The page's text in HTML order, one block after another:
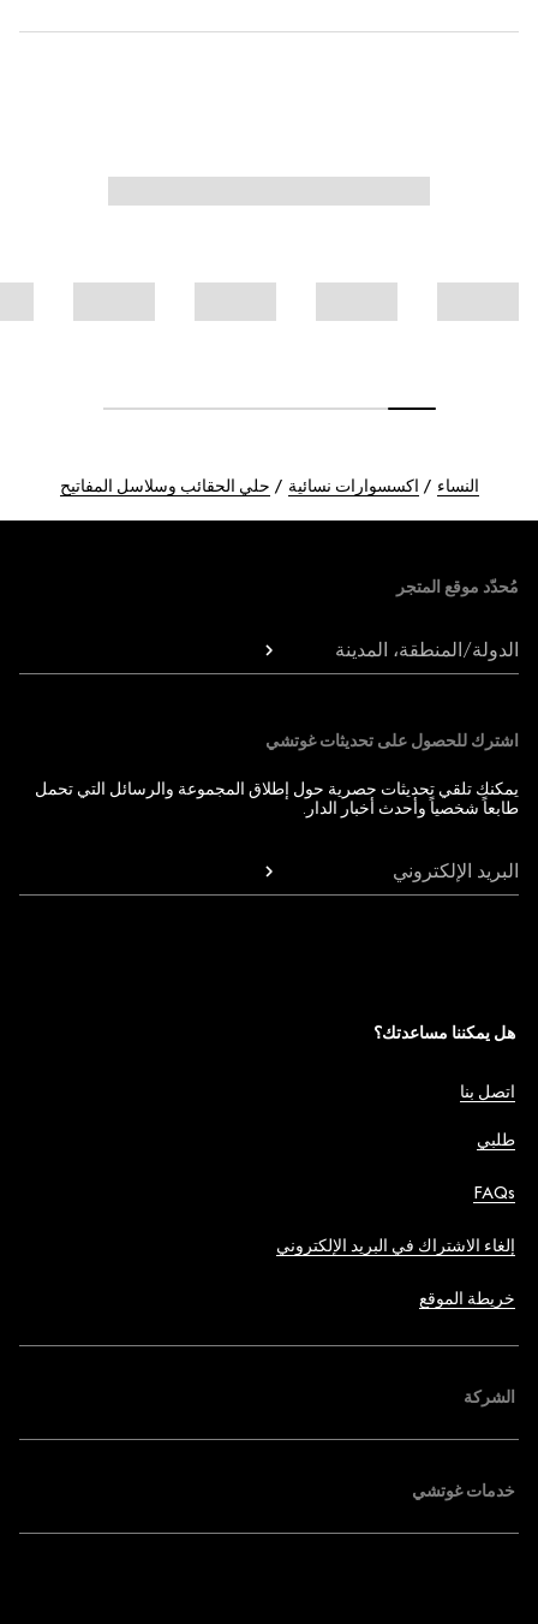
النساء اكسسوارات نسائية حلي الحقائب وسلاسل المفاتيح
مُحدّد موقع المتجر
الدولة/المنطقة، المدينة
اشترك للحصول على تحديثات غوتشي
يمكنك تلقي تحديثات حصرية حول إطلاق المجموعة والرسائل التي تحمل
طابعاً شخصياً وأحدث أخبار الدار.
البريد الإلكتروني
هل يمكننا مساعدتك؟
اتصل بنا
طلبي
FAQs
إلغاء الاشتراك في البريد الإلكتروني
خريطة الموقع
الشركة
خدمات غوتشي